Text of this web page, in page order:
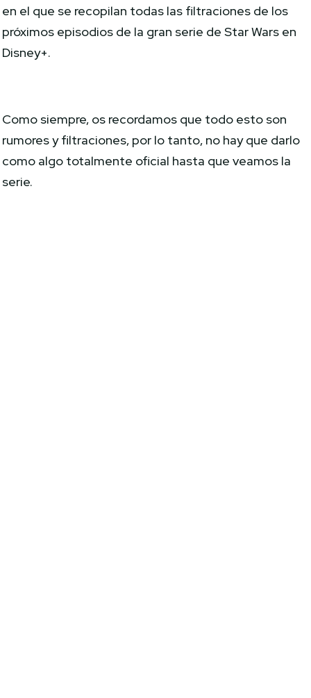
en el que se recopilan todas las filtraciones de los
próximos episodios de la gran serie de Star Wars en
Disney+.
Como siempre, os recordamos que todo esto son
rumores y filtraciones, por lo tanto, no hay que darlo
como algo totalmente oficial hasta que veamos la
serie.